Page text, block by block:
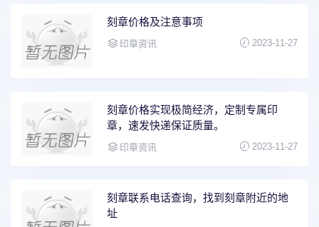
刻章价格及注意事项
印章资讯 2023-11-27
刻章价格实现极简经济，定制专属印
章，速发快递保证质量。
印章资讯 2023-11-27
刻章联系电话查询，找到刻章附近的地
址